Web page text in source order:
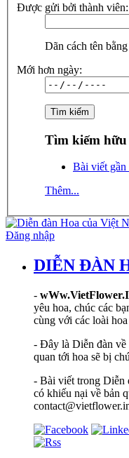
Được gửi bởi thành viên:
Dãn cách tên
Mới hơn ngày:
Tìm kiếm hữu
Bài viết gần
Thêm...
Đăng nhập
DIỄN ĐÀN
-
yêu hoa, chúc các
cùng với các loài
- Đây là Diễn đàn về
quan tới hoa sẽ bị
- Bài viết trong Diễn
có khiếu nại về bản